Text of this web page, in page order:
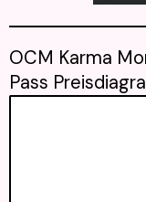
OCM Karma
Pass